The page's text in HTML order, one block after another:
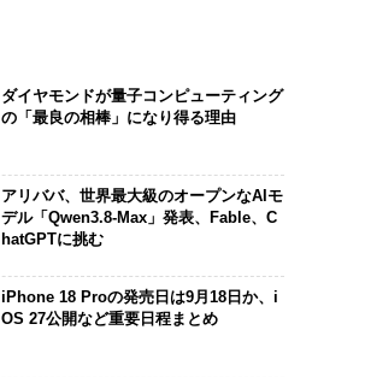
ダイヤモンドが量子コンピューティング
の「最良の相棒」になり得る理由
アリババ、世界最大級のオープンなAIモ
デル「Qwen3.8-Max」発表、Fable、C
hatGPTに挑む
iPhone 18 Proの発売日は9月18日か、i
OS 27公開など重要日程まとめ